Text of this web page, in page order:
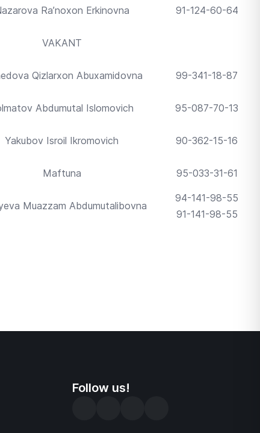
Ra’noxon Erkinovna 91-124-60-64
VAKANT
Qizlarxon Abuxamidovna 99-341-18-87
Abdumutal Islomovich 95-087-70-13
Yakubov Isroil Ikromovich 90-362-15-16
Maftuna 95-033-31-61
Muazzam Abdumutalibovna
94-141-98-55
91-141-98-55
Follow us!